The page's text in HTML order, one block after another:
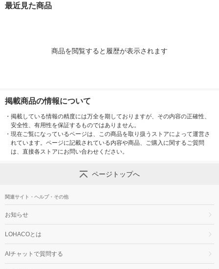
最近見た商品
商品を閲覧すると履歴が表示されます
掲載商品の情報について
・ 掲載している情報の精度には万全を期しておりますが、その内容の正確性、
安全性、有用性を保証するものではありません。
・ 現在ご覧になっているページは、この商品を取り扱うストアによって運営さ
れています。ページに記載されている内容や商品、ご購入に関するご質問
は、直接各ストアにお問い合わせください。
ページトップへ
関連サイト・ヘルプ・その他
お知らせ
LOHACOとは
AIチャットで質問する